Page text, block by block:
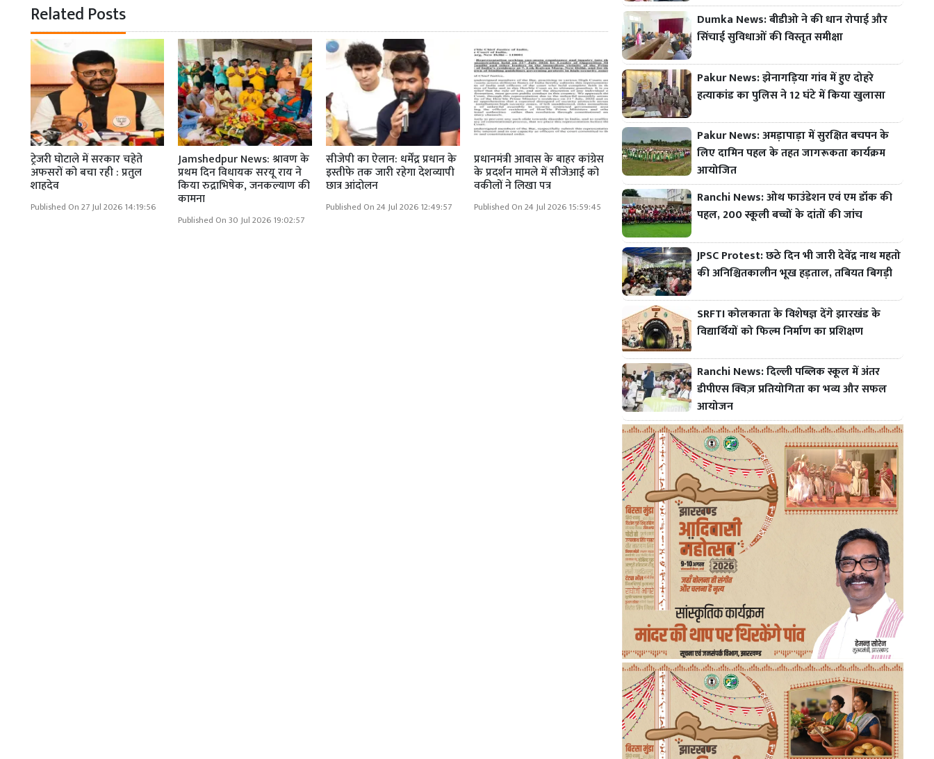
Related Posts
ट्रेजरी घोटाले में सरकार चहेते
अफसरों को बचा रही : प्रतुल
शाहदेव
Published On 27 Jul 2026 14:19:56
Jamshedpur News: श्रावण के
प्रथम दिन विधायक सरयू राय ने
किया रुद्राभिषेक, जनकल्याण की
कामना
Published On 30 Jul 2026 19:02:57
सीजेपी का ऐलान: धर्मेंद्र प्रधान के
इस्तीफे तक जारी रहेगा देशव्यापी
छात्र आंदोलन
Published On 24 Jul 2026 12:49:57
प्रधानमंत्री आवास के बाहर कांग्रेस
के प्रदर्शन मामले में सीजेआई को
वकीलों ने लिखा पत्र
Published On 24 Jul 2026 15:59:45
Dumka News: बीडीओ ने की धान रोपाई और
सिंचाई सुविधाओं की विस्तृत समीक्षा
Pakur News: झेनागड़िया गांव में हुए दोहरे
हत्याकांड का पुलिस ने 12 घंटे में किया खुलासा
Pakur News: अमड़ापाड़ा में सुरक्षित बचपन के
लिए दामिन पहल के तहत जागरूकता कार्यक्रम
आयोजित
Ranchi News: ओथ फाउंडेशन एवं एम डॉक की
पहल, 200 स्कूली बच्चों के दांतों की जांच
JPSC Protest: छठे दिन भी जारी देवेंद्र नाथ महतो
की अनिश्चितकालीन भूख हड़ताल, तबियत बिगड़ी
SRFTI कोलकाता के विशेषज्ञ देंगे झारखंड के
विद्यार्थियों को फिल्म निर्माण का प्रशिक्षण
Ranchi News: दिल्ली पब्लिक स्कूल में अंतर
डीपीएस क्विज़ प्रतियोगिता का भव्य और सफल
आयोजन